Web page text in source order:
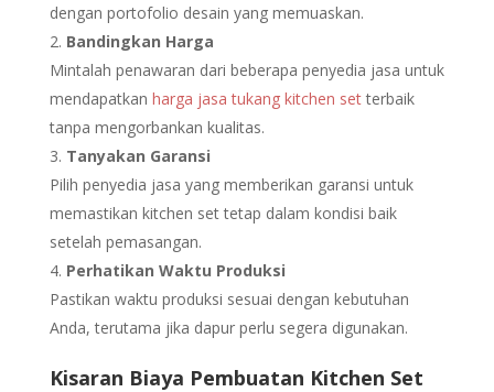
dengan portofolio desain yang memuaskan.
Bandingkan Harga
Mintalah penawaran dari beberapa penyedia jasa untuk
mendapatkan harga jasa tukang kitchen setterbaik
tanpa mengorbankan kualitas.
Tanyakan Garansi
Pilih penyedia jasa yang memberikan garansi untuk
memastikan kitchen set tetap dalam kondisi baik
setelah pemasangan.
Perhatikan Waktu Produksi
Pastikan waktu produksi sesuai dengan kebutuhan
Anda, terutama jika dapur perlu segera digunakan.
Kisaran Biaya Pembuatan Kitchen Set